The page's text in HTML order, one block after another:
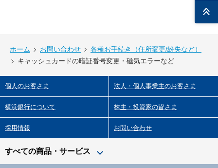
トップ
ホーム お問い合わせ
各種お手続き（住所変更/紛失など）
キャッシュカードの暗証番号変更・磁気エラーなど
個人のお客さま 法人・個人事業主のお客さま
横浜銀行について 株主・投資家の皆さま
採用情報 お問い合わせ
すべての商品・サービス